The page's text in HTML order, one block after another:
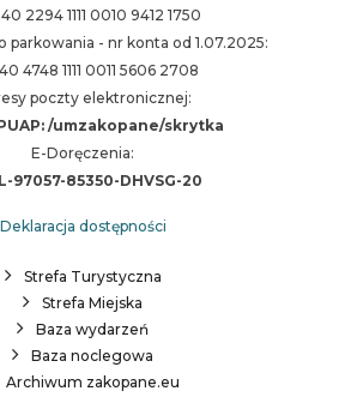
2294 1111 0010 9412 1750
parkowania - nr konta od 1.07.2025:
4748 1111 0011 5606 2708
poczty elektronicznej:
/umzakopane/skrytka
E-Doręczenia:
97057-85350-DHVSG-20
Deklaracja dostępności
Strefa Turystyczna
Strefa Miejska
Baza wydarzeń
Baza noclegowa
Archiwum zakopane.eu